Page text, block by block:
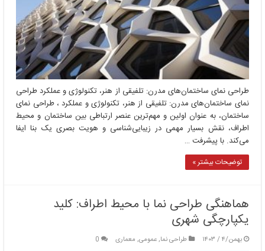
طراحی نمای ساختمان‌های مدرن: تلفیقی از هنر، تکنولوژی و عملکرد طراحی
نمای ساختمان‌های مدرن: تلفیقی از هنر، تکنولوژی و عملکرد ، طراحی نمای
ساختمان، به عنوان اولین و مهم‌ترین عنصر ارتباطی بین ساختمان و محیط
اطراف، نقش بسیار مهمی در زیبایی‌شناسی و هویت بصری یک بنا ایفا
می‌کند. با پیشرفت …
توضیحات بیشتر »
هماهنگی طراحی نما با محیط اطراف: کلید
یکپارچگی شهری
بهمن/۴ / ۱۴۰۳ طراحی نما,عمومی, معماری 0